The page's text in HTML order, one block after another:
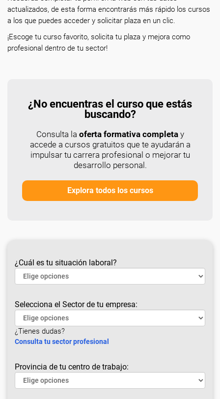
actualizados, de esta forma encontrarás más rápido los cursos
a los que puedes acceder y solicitar plaza en un clic.
¡Escoge tu curso favorito, solicita tu plaza y mejora como
profesional dentro de tu sector!
¿No encuentras el curso que estás
buscando?
Consulta la oferta formativa completay
accede a cursos gratuitos que te ayudarán a
impulsar tu carrera profesional o mejorar tu
desarrollo personal.
Explora todos los cursos
¿Cuál es tu situación laboral?
Selecciona el Sector de tu empresa:
¿Tienes dudas?
Consulta tu sector profesional
Provincia de tu centro de trabajo: